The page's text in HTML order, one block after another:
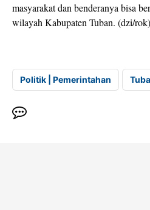
masyarakat dan benderanya bisa
wilayah Kabupaten Tuban. (dzi/rok)
Politik | Pemerintahan